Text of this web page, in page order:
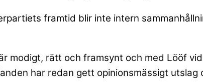
framtid blir inte intern
modigt, rätt och framsynt och med Lööf
har redan gett opinionsmässigt